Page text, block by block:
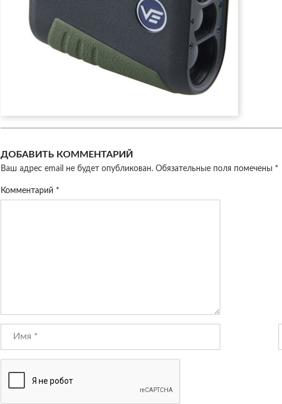
ДОБАВИТЬ КОММЕНТАРИЙ
Ваш адрес email не будет опубликован. Обязательные поля помечены *
Комментарий *